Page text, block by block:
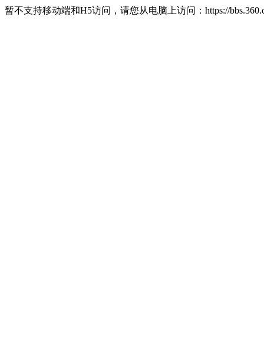
暂不支持移动端和H5访问，请您从电脑上访问：https://